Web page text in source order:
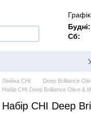
Будні:
Сб:
Лінійка CHI
Deep Brilliance
Набір CHI Deep Brilliance Olive &
Набір CHI Deep